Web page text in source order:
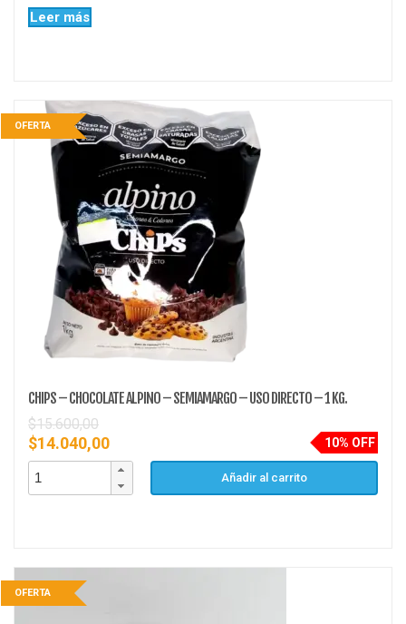
Leer más
OFERTA
CHIPS – CHOCOLATE ALPINO – SEMIAMARGO – USO DIRECTO – 1 KG.
10% OFF
$15.600,00
$14.040,00
Añadir al carrito
OFERTA